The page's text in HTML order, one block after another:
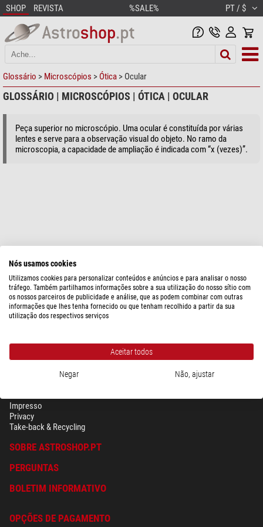
SHOP REVISTA %SALE% PT / $
Glossário > Microscópios > Ótica > Ocular
GLOSSÁRIO | MICROSCÓPIOS | ÓTICA | OCULAR
Peça superior no microscópio. Uma ocular é constituída por várias
lentes e serve para a observação visual do objeto. No ramo da
microscopia, a capacidade de ampliação é indicada com “x (vezes)”.
Impresso
Privacy
Take-back & Recycling
SOBRE ASTROSHOP.PT
PERGUNTAS
BOLETIM INFORMATIVO
OPÇÕES DE PAGAMENTO
Nós usamos cookies
Utilizamos cookies para personalizar conteúdos e anúncios e para analisar o nosso
tráfego. Também partilhamos informações sobre a sua utilização do nosso sítio com
os nossos parceiros de publicidade e análise, que as podem combinar com outras
informações que lhes tenha fornecido ou que tenham recolhido a partir da sua
utilização dos respectivos serviços
Aceitar todos
Negar Não, ajustar